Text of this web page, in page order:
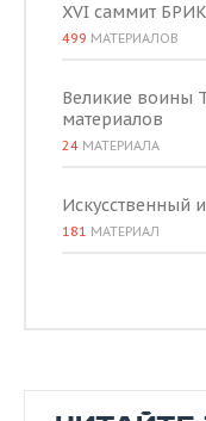
XVI саммит
499 МАТЕРИАЛОВ
Великие воины
материалов
24 МАТЕРИАЛА
Искусственный
181 МАТЕРИАЛ